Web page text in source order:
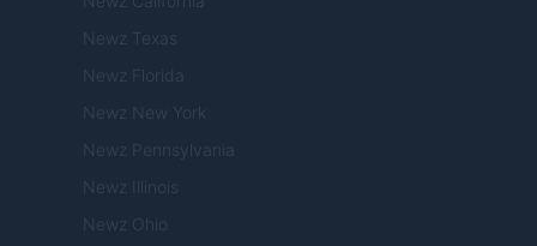
Newz Texas
Newz Florida
Newz New York
Newz Pennsylvania
Newz Illinois
Newz Ohio